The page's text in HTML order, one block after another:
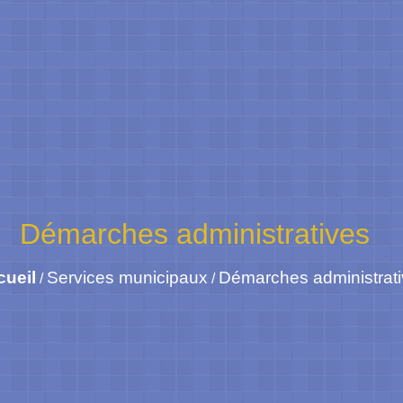
Démarches administratives
/ Services municipaux / Démarches